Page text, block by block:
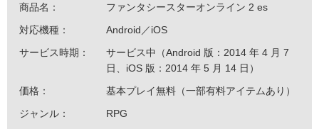
商品名：
ファンタシースターオンライン 2 es
対応機種：
Android／iOS
サービス時期：
サービス中（Android 版：2014 年 4 月 7
日、iOS 版：2014 年 5 月 14 日）
価格：
基本プレイ無料（一部有料アイテムあり）
ジャンル：
RPG